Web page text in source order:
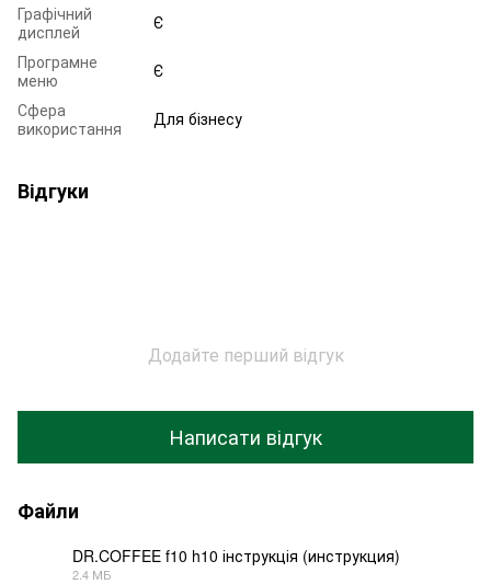
Графічний
дисплей
Є
Програмне
меню
Є
Сфера
використання
Для бізнесу
Відгуки
Додайте перший відгук
Написати відгук
Файли
DR.COFFEE f10 h10 інструкція (инструкция)
2.4 МБ